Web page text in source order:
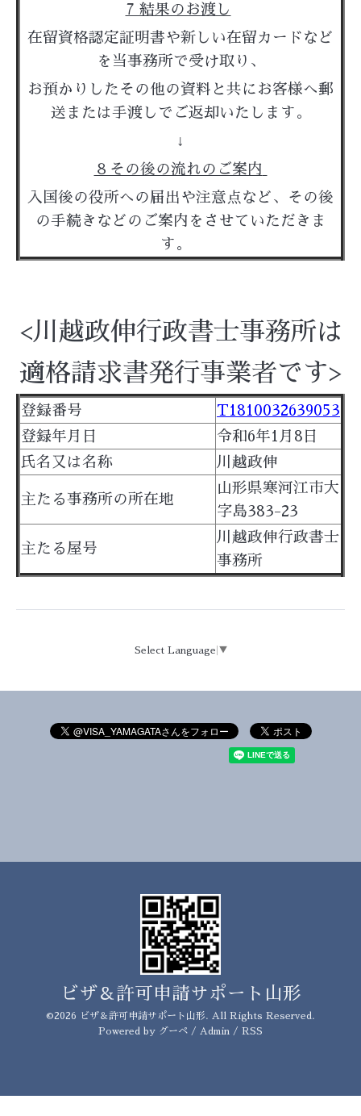
7 結果のお渡し
在留資格認定証明書や新しい在留カードなど
を当事務所で受け取り、
お預かりしたその他の資料と共にお客様へ郵
送または手渡しでご返却いたします。
↓
８その後の流れのご案内
入国後の役所への届出や注意点など、その後
の手続きなどのご案内をさせていただきま
す。
<川越政伸行政書士事務所は
適格請求書発行事業者です>
登録番号
T1810032639053
登録年月日
令和6年1月8日
氏名又は名称
川越政伸
主たる事務所の所在地
山形県寒河江市大
字島383-23
主たる屋号
川越政伸行政書士
事務所
Select Language ▼
ビザ＆許可申請サポート山形
©2026 ビザ＆許可申請サポート山形. All Rights Reserved.
Powered by グーペ / Admin / RSS